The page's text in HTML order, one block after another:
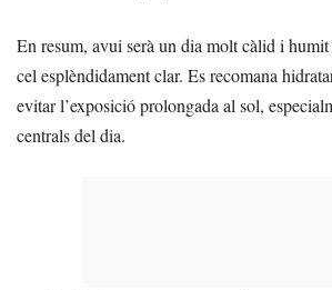
En resum, avui serà un dia molt càlid i
cel esplèndidament clar. Es recomana
evitar l’exposició prolongada al sol,
centrals del dia.